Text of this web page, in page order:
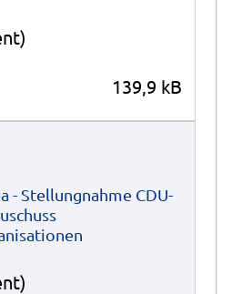
139,9 kB
- Stellungnahme CDU-